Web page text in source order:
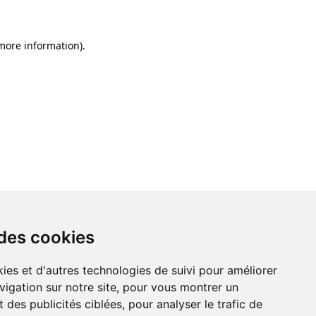
cookies
et d'autres technologies de suivi pour améliorer
sur notre site, pour vous montrer un
des publicités ciblées, pour analyser le trafic de
information).